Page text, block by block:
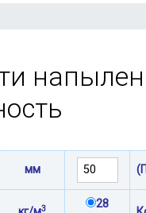
мм
3
28